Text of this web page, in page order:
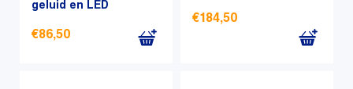
geluid en LED
€86,50
€184,50